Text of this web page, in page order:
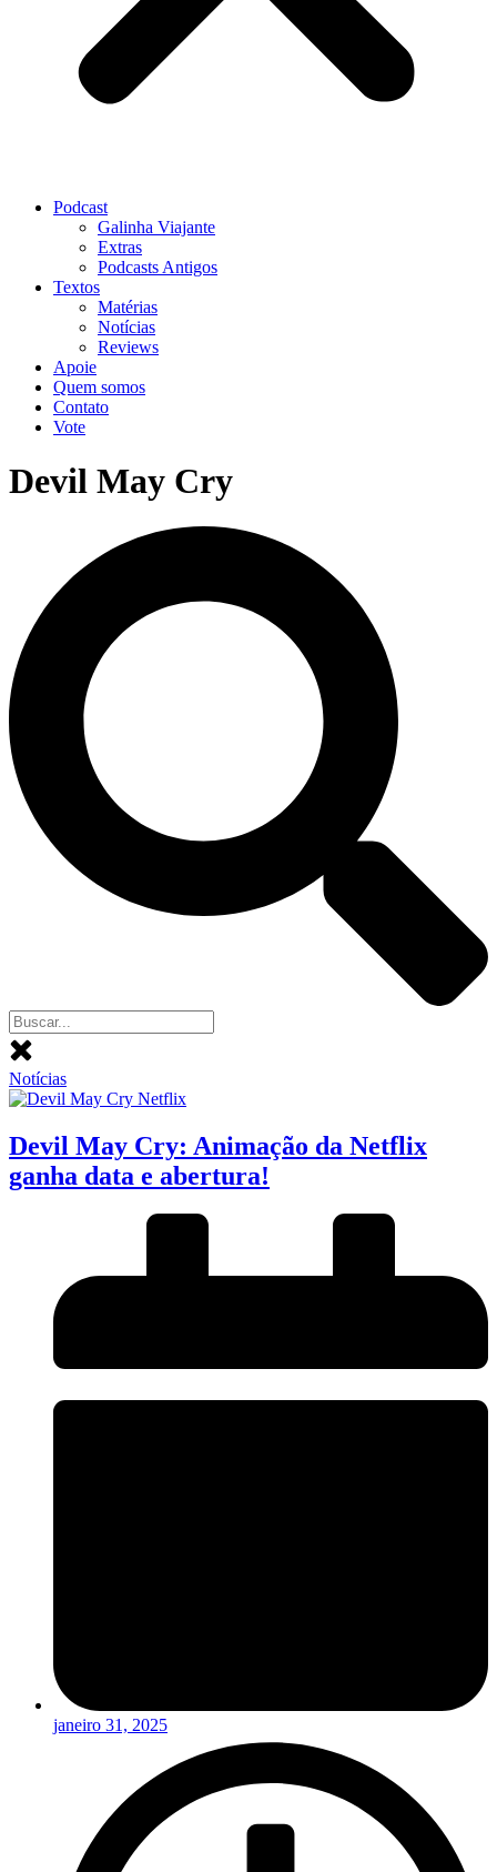
Podcast
Galinha Viajante
Extras
Podcasts Antigos
Textos
Matérias
Notícias
Reviews
Apoie
Quem somos
Contato
Vote
Devil May Cry
Notícias
Devil May Cry: Animação da Netflix
ganha data e abertura!
janeiro 31, 2025